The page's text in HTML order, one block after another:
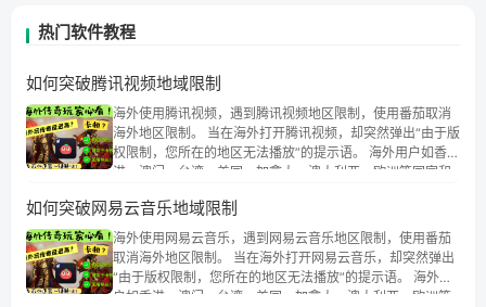
热门软件教程
如何突破腾讯视频地域限制
海外使用腾讯视频，遇到腾讯视频地区限制，使用番茄取消
海外地区限制。 当在海外打开腾讯视频，却突然弹出“由于版
权限制，您所在的地区无法播放”的提示语。 海外用户如香
港、澳门、台湾、美国、加拿大、澳大利亚、欧洲等国家和
权限制问题，且仅能在中国大陆地区播放。 遇到这个问题的
朋友们，使用番茄回国加速器，即可解决「海外用户收听腾
讯视频地区版权限制」的问题，无论人在香港、澳门、台
湾、美国、加拿大、澳大利亚、欧洲等国家和地区工作、留
学、定居等，都可以使用，不再因地区和版权限制所困扰。
如何突破网易云音乐地域限制
海外使用网易云音乐，遇到网易云音乐地区限制，使用番茄
取消海外地区限制。 当在海外打开网易云音乐，却突然弹出
“由于版权限制，您所在的地区无法播放”的提示语。 海外用
户如香港、澳门、台湾、美国、加拿大、澳大利亚、欧洲等